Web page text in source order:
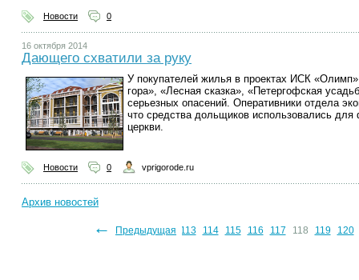
Новости 0
16 октября 2014
Дающего схватили за руку
У покупателей жилья в проектах ИСК
гора», «Лесная сказка», «Петергофская
серьезных опасений. Оперативники отдела
что средства дольщиков использовались для
церкви.
Новости 0 vprigorode.ru
Архив новостей
← Предыдущая
109 110 111 112 113 114 115 116 117 118 119 120